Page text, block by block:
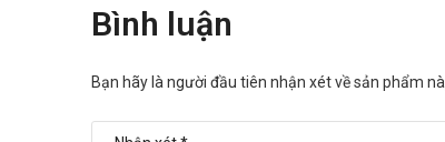
Không uống bù liều đã quên. Chỉ uống đúng
Bình luận
Bạn hãy là người đầu tiên nhận xét về sản phẩm